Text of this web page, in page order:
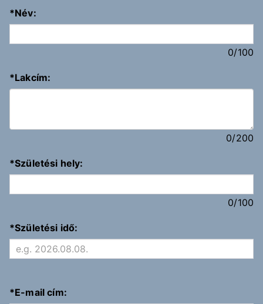
*Név:
0/100
*Lakcím:
0/200
*Születési hely:
0/100
*Születési idő:
*E-mail cím: